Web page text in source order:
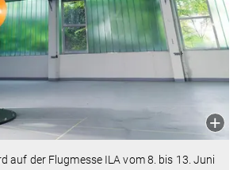
auf der Flugmesse ILA vom 8. bis 13. Juni